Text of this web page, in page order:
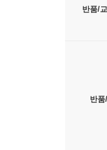
반품/
반